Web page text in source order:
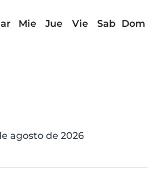
Mie Jue Vie Sab
Dom
agosto de 2026